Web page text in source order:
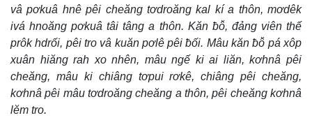
vâ pơkuâ hnê pêi cheăng tơdroăng kal kí a thôn, mơdêk
ivá hnoăng pơkuâ tâi tâng a thôn. Kăn ƀô̆, đảng viên thế
prôk hdrối, pêi tro vâ kuăn pơlê pêi ƀối. Mâu kăn ƀô̆ pá xôp
xuân hiăng rah xo nhên, mâu ngế ki ai liăn, kơhnâ pêi
cheăng, mâu ki chiâng tơpui rơkê, chiâng pêi cheăng,
kơhnâ pêi mâu tơdroăng cheăng a thôn, pêi cheăng kơhnâ
lĕm tro.